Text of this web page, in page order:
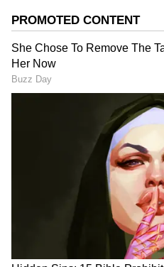
உகந்த மற்றும்
வழங்குகிறது.
கிமீ தூரம் வரை
விலை, திறமையான
முறையை
சிறந்த தேர்வாகும்.
ஏசியாநெட் தமிழ்-ஐ